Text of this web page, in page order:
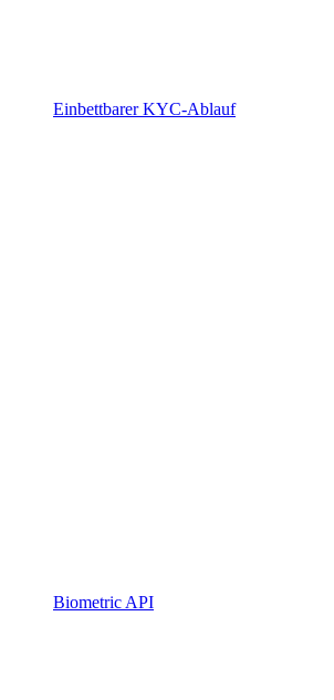
Einbettbarer KYC-Ablauf
Biometric API